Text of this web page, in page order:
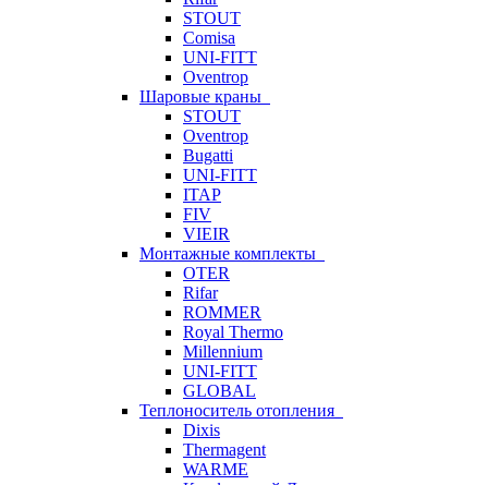
STOUT
Comisa
UNI-FITT
Oventrop
Шаровые краны
STOUT
Oventrop
Bugatti
UNI-FITT
ITAP
FIV
VIEIR
Монтажные комплекты
OTER
Rifar
ROMMER
Royal Thermo
Millennium
UNI-FITT
GLOBAL
Теплоноситель отопления
Dixis
Thermagent
WARME